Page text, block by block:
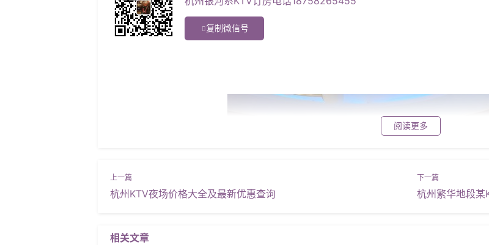
复制微信号
阅读更多
杭州KTV夜场价格大全及最新优惠查询 杭州繁华地段某
相关文章